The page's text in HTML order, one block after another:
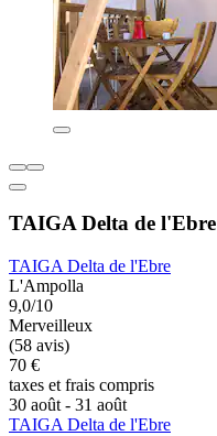
TAIGA Delta de l'Ebre
TAIGA Delta de l'Ebre
L'Ampolla
9,0/10
Merveilleux
(58 avis)
70 €
taxes et frais compris
30 août - 31 août
TAIGA Delta de l'Ebre